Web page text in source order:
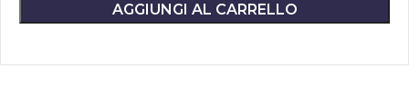
AGGIUNGI AL CARRELLO